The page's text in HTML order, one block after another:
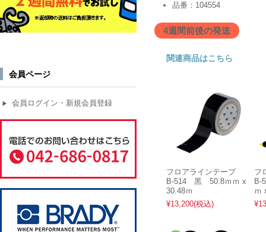
品番：104554
4週間前後の発送
関連商品はこちら
フロアラインテープ
B-514 黒 50.8ｍｍ x
30.48ｍ
¥13,200(税込)
フ
B-
ｍ
会員ページ
▶ 会員ログイン・新規会員登録